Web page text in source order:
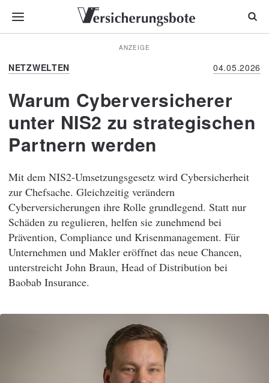
ANZEIGE
NETZWELTEN 04.05.2026
Warum Cyberversicherer
unter NIS2 zu strategischen
Partnern werden
Mit dem NIS2-Umsetzungsgesetz wird Cybersicherheit
zur Chefsache. Gleichzeitig verändern
Cyberversicherungen ihre Rolle grundlegend. Statt nur
Schäden zu regulieren, helfen sie zunehmend bei
Prävention, Compliance und Krisenmanagement. Für
Unternehmen und Makler eröffnet das neue Chancen,
unterstreicht John Braun, Head of Distribution bei
Baobab Insurance.